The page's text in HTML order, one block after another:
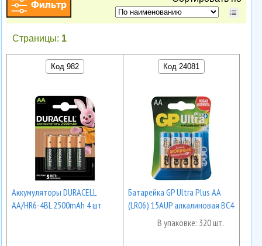
Страницы: 1
Код 982
Аккумуляторы DURACELL
AA/HR6-4BL 2500mAh 4 шт
Код 24081
Батарейка GP Ultra Plus AA
(LR06) 15AUP алкалиновая BC4
В упаковке: 320 шт.